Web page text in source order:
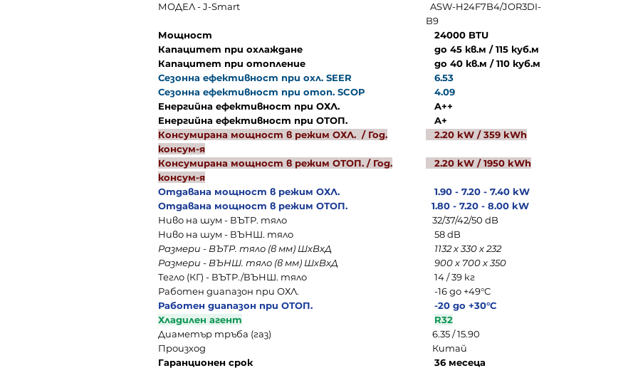
МОДЕЛ - J-Smart
ASW-H24F7B4/JOR3DI-
B9
Мощност
24000 BTU
Капацитет при охлаждане
до 45 кв.м / 115 куб.м
Капацитет при отопление
до 40 кв.м / 110 куб.м
Сезонна ефективност при охл. SEER
6.53
Сезонна ефективност при отоп. SCOP
4.09
Енергийна ефективност при ОХЛ.
A++
Енергийна ефективност при ОТОП.
A+
Консумирана мощност в режим ОХЛ. / Год.
консум-я
2.20 kW / 359 kWh
Консумирана мощност в режим ОТОП. / Год.
консум-я
2.20 kW / 1950 kWh
Отдавана мощност в режим ОХЛ.
1.90 - 7.20 - 7.40 kW
Отдавана мощност в режим ОТОП.
1.80 - 7.20 - 8.00 kW
Ниво на шум - ВЪТР. тяло
32/37/42/50 dB
Ниво на шум - ВЪНШ. тяло
58 dB
Размери - ВЪТР. тяло (в мм) ШхВхД
1132 х 330 х 232
Размери - ВЪНШ. тяло (в мм) ШхВхД
900 х 700 х 350
Тегло (КГ) - ВЪТР./ВЪНШ. тяло
14 / 39 кг
Работен диапазон при ОХЛ.
-16 до +49°C
Работен диапазон при ОТОП.
-20 до +30°C
Хладилен агент
R32
Диаметър тръба (газ)
6.35 / 15.90
Произход
Китай
Гаранционен срок
36 месеца